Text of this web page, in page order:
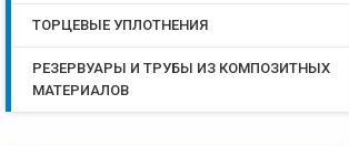
ТОРЦЕВЫЕ УПЛОТНЕНИЯ
РЕЗЕРВУАРЫ И ТРУБЫ ИЗ КОМПОЗИТНЫХ
МАТЕРИАЛОВ